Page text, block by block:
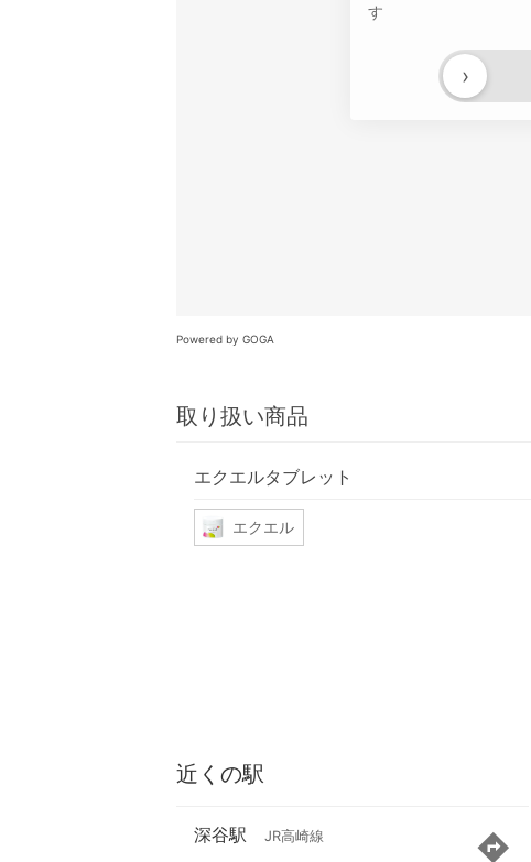
す
›
Powered by GOGA
取り扱い商品
エクエルタブレット
エクエル
近くの駅
深谷駅 JR高崎線